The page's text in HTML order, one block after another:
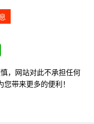
，网站对此不承担任何
带来更多的便利！